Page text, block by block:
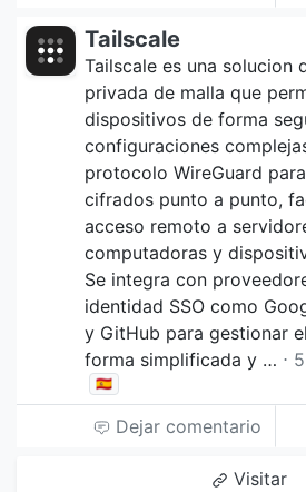
Tailscale
Tailscale es una solucion
privada de malla que
dispositivos de forma
configuraciones
protocolo WireGuard
cifrados punto a punto,
acceso remoto a
computadoras y
Se integra con
identidad SSO como
y GitHub para gestionar
forma simplificada y … ⋅
🇪🇸
Dejar comentario
Visitar